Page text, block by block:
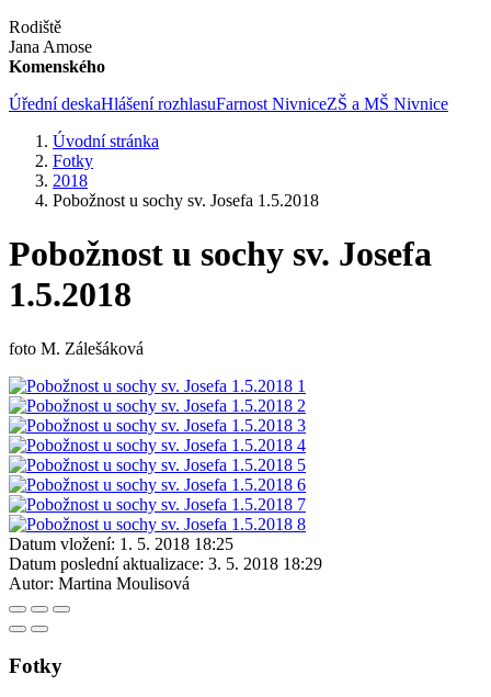
Rodiště
Jana Amose
Komenského
Úřední deskaHlášení rozhlasuFarnost NivniceZŠ a MŠ Nivnice
Úvodní stránka
Fotky
2018
Pobožnost u sochy sv. Josefa 1.5.2018
Pobožnost u sochy sv. Josefa
1.5.2018
foto M. Zálešáková
Datum vložení: 1. 5. 2018 18:25
Datum poslední aktualizace: 3. 5. 2018 18:29
Autor: Martina Moulisová
Fotky